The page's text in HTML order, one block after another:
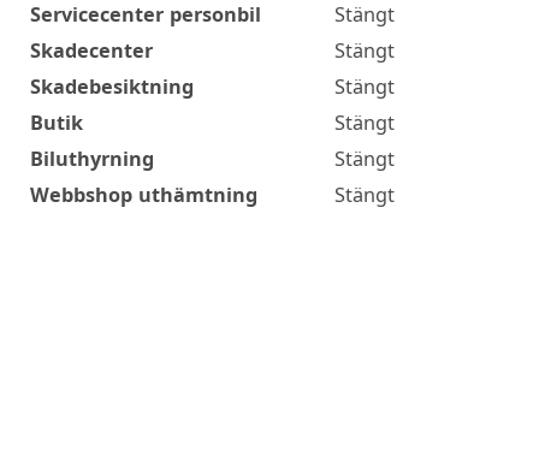
Servicecenter personbil
Stängt
Skadecenter
Stängt
Skadebesiktning
Stängt
Butik
Stängt
Biluthyrning
Stängt
Webbshop uthämtning
Stängt